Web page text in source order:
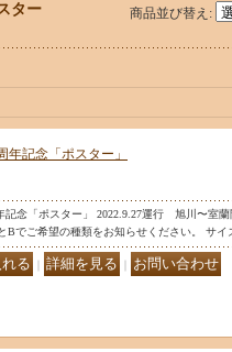
ター 商品並び替え :
年記念「ポスター」
記念「ポスター」 2022.9.27運行 旭川〜室
Bでご希望の種類をお知らせください。 サ